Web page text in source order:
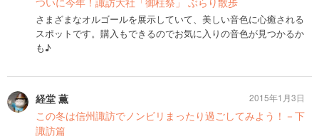
さまざまなオルゴールを展示していて、美しい音色に心癒される
スポットです。購入もできるのでお気に入りの音色が見つかるか
も♪
経堂 薫
この冬は信州諏訪でノンビリまったり過ごしてみよう！－下
諏訪篇
2015年1月3日